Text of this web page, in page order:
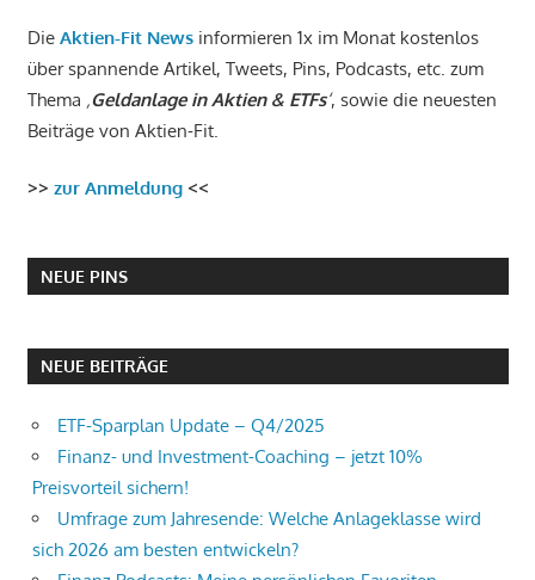
Die Aktien-Fit Newsinformieren 1x im Monat kostenlos
über spannende Artikel, Tweets, Pins, Podcasts, etc. zum
Thema ‚Geldanlage in Aktien & ETFs‘, sowie die neuesten
Beiträge von Aktien-Fit.
>> zur Anmeldung<<
NEUE PINS
NEUE BEITRÄGE
ETF-Sparplan Update – Q4/2025
Finanz- und Investment-Coaching – jetzt 10%
Preisvorteil sichern!
Umfrage zum Jahresende: Welche Anlageklasse wird
sich 2026 am besten entwickeln?